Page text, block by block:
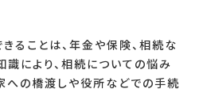
ることは、年金や保険、相続な
により、相続についての悩み
への橋渡しや役所などでの手続